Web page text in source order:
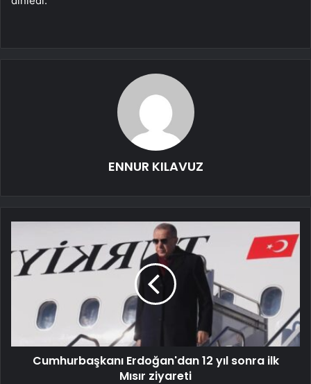
ENNUR KILAVUZ
Cumhurbaşkanı Erdoğan'dan 12 yıl sonra ilk
Mısır ziyareti